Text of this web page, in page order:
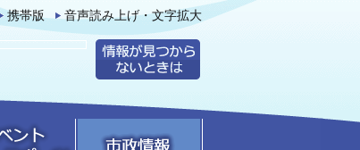
携帯版 音声読み上げ・文字拡大